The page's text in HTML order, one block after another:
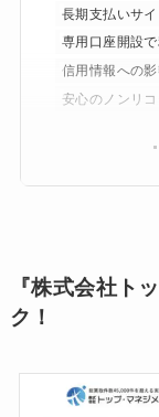
長期支払いサ
専用口座開設
信用情報への影
安心のノンリ
『株式会社ト
ク！